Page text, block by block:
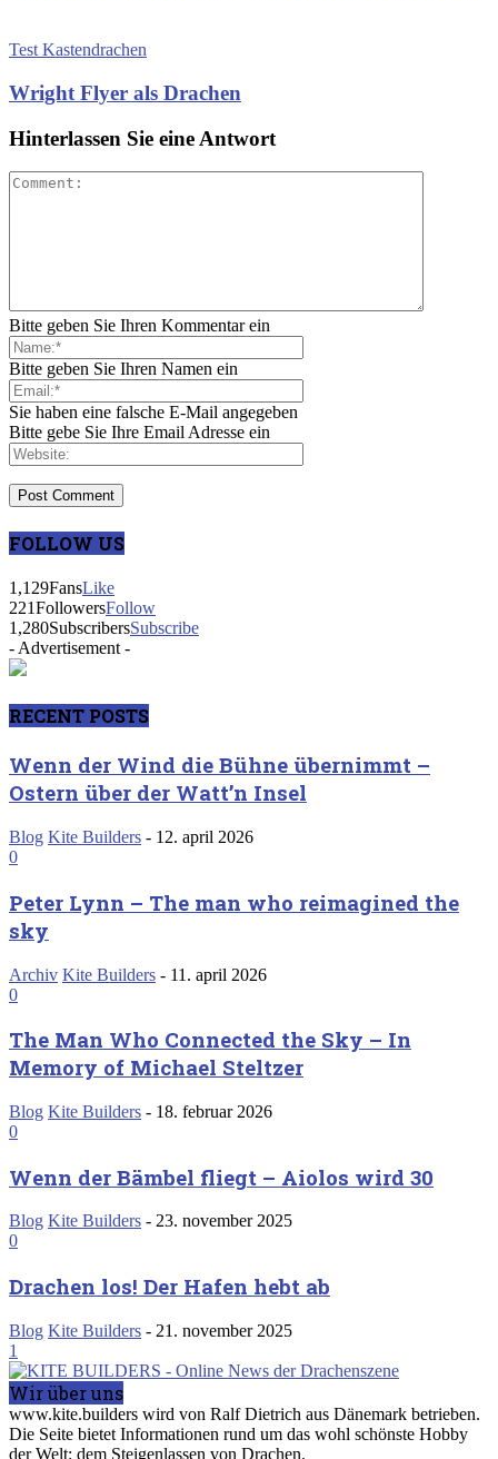
Test Kastendrachen
Wright Flyer als Drachen
Hinterlassen Sie eine Antwort
Bitte geben Sie Ihren Kommentar ein
Bitte geben Sie Ihren Namen ein
Sie haben eine falsche E-Mail angegeben
Bitte gebe Sie Ihre Email Adresse ein
FOLLOW US
1,129FansLike
221FollowersFollow
1,280SubscribersSubscribe
- Advertisement -
RECENT POSTS
Wenn der Wind die Bühne übernimmt –
Ostern über der Watt’n Insel
Blog Kite Builders - 12. april 2026
0
Peter Lynn – The man who reimagined the
sky
Archiv Kite Builders - 11. april 2026
0
The Man Who Connected the Sky – In
Memory of Michael Steltzer
Blog Kite Builders - 18. februar 2026
0
Wenn der Bämbel fliegt – Aiolos wird 30
Blog Kite Builders - 23. november 2025
0
Drachen los! Der Hafen hebt ab
Blog Kite Builders - 21. november 2025
1
Wir über uns
www.kite.builders wird von Ralf Dietrich aus Dänemark betrieben.
Die Seite bietet Informationen rund um das wohl schönste Hobby
der Welt: dem Steigenlassen von Drachen.